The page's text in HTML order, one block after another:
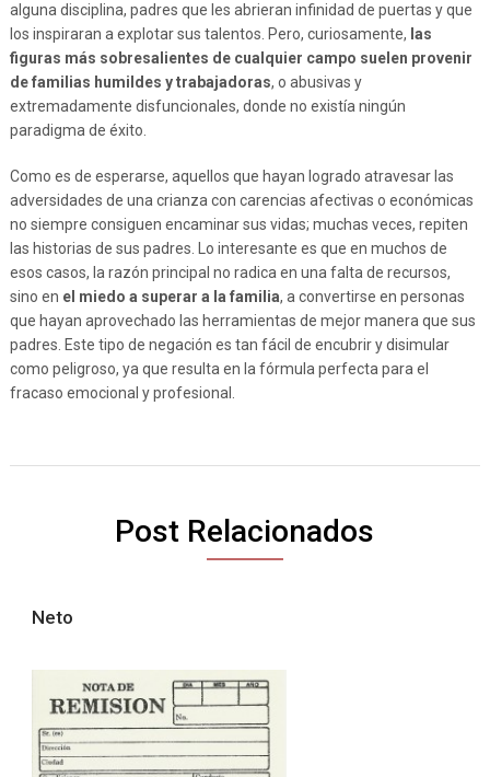
alguna disciplina, padres que les abrieran infinidad de puertas y que
los inspiraran a explotar sus talentos. Pero, curiosamente, las
figuras más sobresalientes de cualquier campo suelen provenir
de familias humildes y trabajadoras, o abusivas y
extremadamente disfuncionales, donde no existía ningún
paradigma de éxito.
Como es de esperarse, aquellos que hayan logrado atravesar las
adversidades de una crianza con carencias afectivas o económicas
no siempre consiguen encaminar sus vidas; muchas veces, repiten
las historias de sus padres. Lo interesante es que en muchos de
esos casos, la razón principal no radica en una falta de recursos,
sino en el miedo a superar a la familia, a convertirse en personas
que hayan aprovechado las herramientas de mejor manera que sus
padres. Este tipo de negación es tan fácil de encubrir y disimular
como peligroso, ya que resulta en la fórmula perfecta para el
fracaso emocional y profesional.
Post Relacionados
Neto